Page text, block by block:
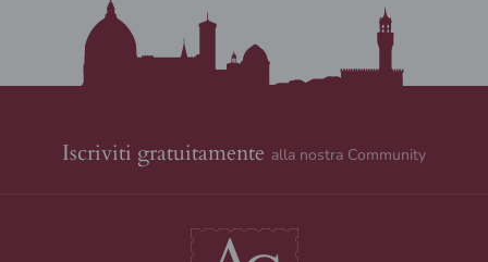
Iscriviti gratuitamente alla nostra Community